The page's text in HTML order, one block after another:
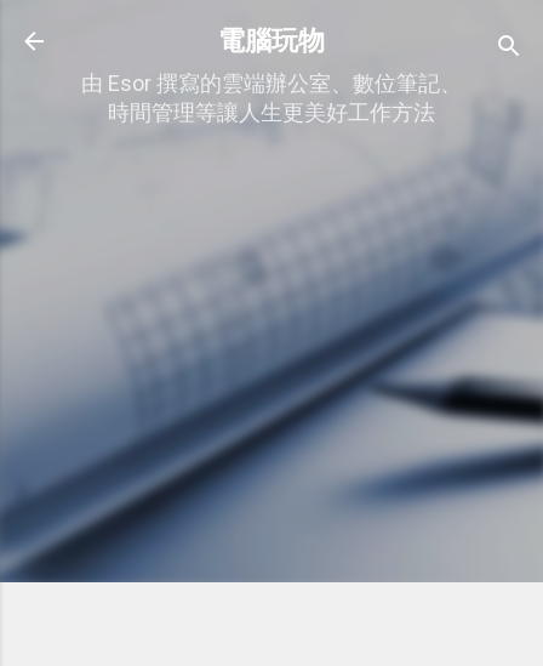
跳到主要內容
電腦玩物
由 Esor 撰寫的雲端辦公室、數位筆記、
時間管理等讓人生更美好工作方法